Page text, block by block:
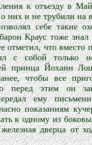
к отъезду в
них и не трубили на
себе такие
Краус тоже знал
отметил, что вместо
с собой только
принца Йоханн
чтобы все
перед этим он
ему
показаниям
к одному из
дверца от